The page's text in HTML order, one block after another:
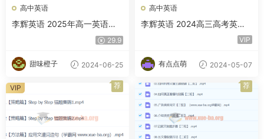
高中英语
李辉英语 2025年高一英语全
年 一轮二轮暑假秋季寒假春季
29.9
甜味橙子 2024-06-25
高中英语
李辉英语 2024高三高考英语
冲刺押题班 百度云网盘下载VIP
有点点萌 2024-05-07
VIP 荐 荐